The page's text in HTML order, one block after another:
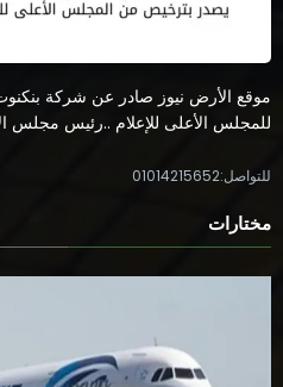
موقع الأرض نيوز صادر عن شركة بنكنوت
للمجلس الأعلى للإعلام ..رئيس مجلس
للتواصل:01014215652
مختارات